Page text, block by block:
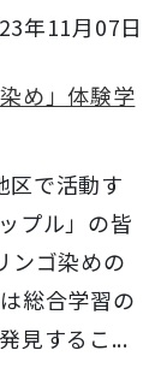
年11月07日
め」体験学
区で活動す
プル」の皆
ンゴ染めの
総合学習の
見するこ...